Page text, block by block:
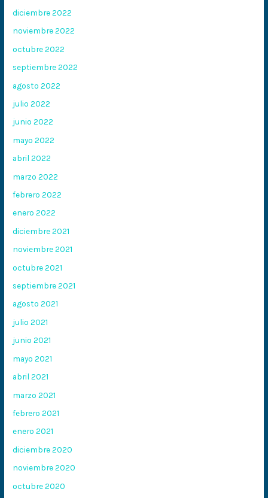
diciembre 2022
noviembre 2022
octubre 2022
septiembre 2022
agosto 2022
julio 2022
junio 2022
mayo 2022
abril 2022
marzo 2022
febrero 2022
enero 2022
diciembre 2021
noviembre 2021
octubre 2021
septiembre 2021
agosto 2021
julio 2021
junio 2021
mayo 2021
abril 2021
marzo 2021
febrero 2021
enero 2021
diciembre 2020
noviembre 2020
octubre 2020